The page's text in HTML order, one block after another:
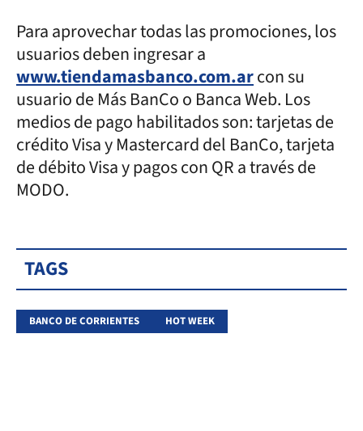
Para aprovechar todas las promociones, los
usuarios deben ingresar a
www.tiendamasbanco.com.arcon su
usuario de Más BanCo o Banca Web. Los
medios de pago habilitados son: tarjetas de
crédito Visa y Mastercard del BanCo, tarjeta
de débito Visa y pagos con QR a través de
MODO.
TAGS
BANCO DE CORRIENTES HOT WEEK